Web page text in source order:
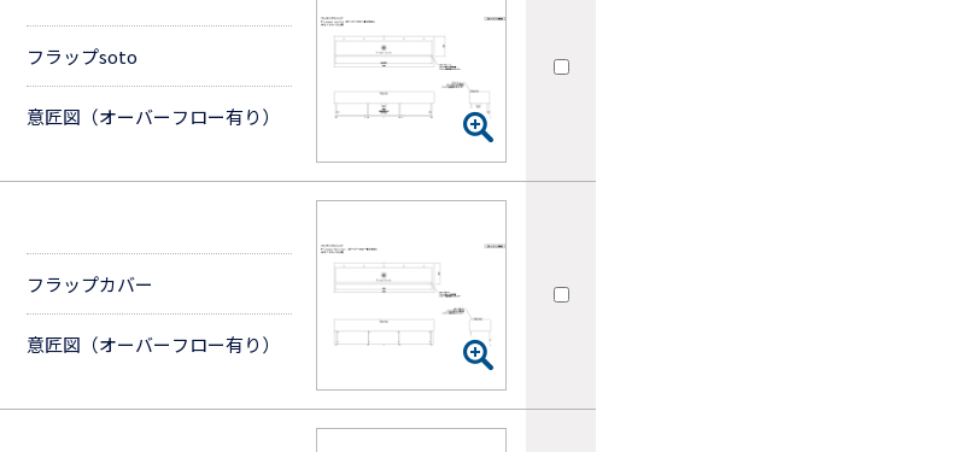
フラップsoto
意匠図（オーバーフロー有り）
フラップカバー
意匠図（オーバーフロー有り）